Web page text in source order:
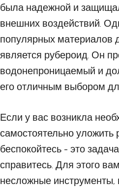
была надежной и
внешних воздействий.
популярных материалов
является рубероид. Он
водонепроницаемый и
его отличным выбором
Если у вас возникла
самостоятельно
беспокойтесь - это
справитесь. Для этого
несложные инструменты,